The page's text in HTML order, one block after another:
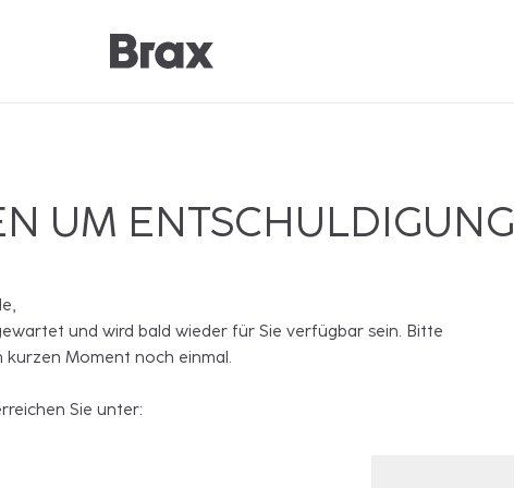
UM ENTSCHULDIGUNG
und wird bald wieder für Sie verfügbar sein. Bitte
kurzen Moment noch einmal.
Sie unter: